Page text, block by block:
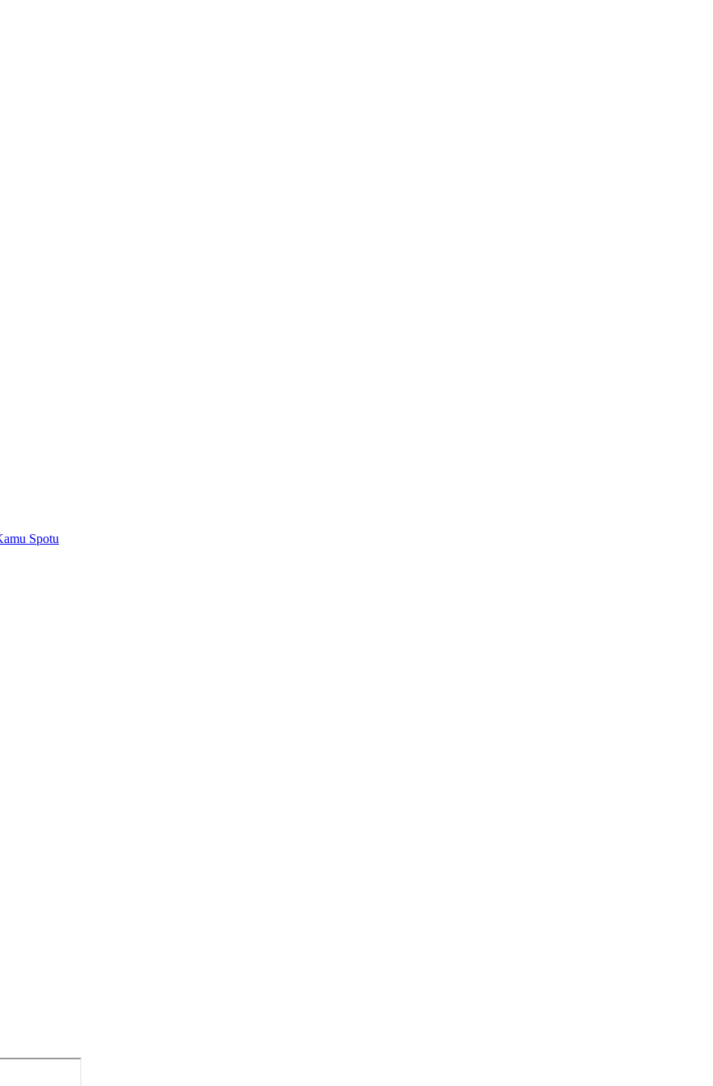
Spotu